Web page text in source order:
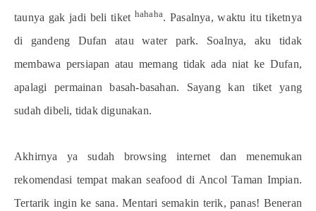
taunya gak jadi beli tiket hahaha. Pasalnya, waktu itu tiketnya
di gandeng Dufan atau water park. Soalnya, aku tidak
membawa persiapan atau memang tidak ada niat ke Dufan,
apalagi permainan basah-basahan. Sayang kan tiket yang
sudah dibeli, tidak digunakan.
Akhirnya ya sudah browsing internet dan menemukan
rekomendasi tempat makan seafood di Ancol Taman Impian.
Tertarik ingin ke sana. Mentari semakin terik, panas! Beneran